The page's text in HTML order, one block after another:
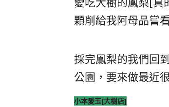
顆削給我阿母品嘗
採完鳳梨的我們回
公園，要來做最近
小本愛玉[大樹店]